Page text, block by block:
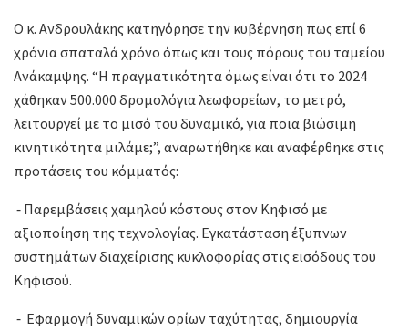
Ο κ. Ανδρουλάκης κατηγόρησε την κυβέρνηση πως επί 6
χρόνια σπαταλά χρόνο όπως και τους πόρους του ταμείου
Ανάκαμψης. “Η πραγματικότητα όμως είναι ότι το 2024
χάθηκαν 500.000 δρομολόγια λεωφορείων, το μετρό,
λειτουργεί με το μισό του δυναμικό, για ποια βιώσιμη
κινητικότητα μιλάμε;”, αναρωτήθηκε και αναφέρθηκε στις
προτάσεις του κόμματός:
⁃ Παρεμβάσεις χαμηλού κόστους στον Κηφισό με
αξιοποίηση της τεχνολογίας. Εγκατάσταση έξυπνων
συστημάτων διαχείρισης κυκλοφορίας στις εισόδους του
Κηφισού.
⁃ Εφαρμογή δυναμικών ορίων ταχύτητας, δημιουργία